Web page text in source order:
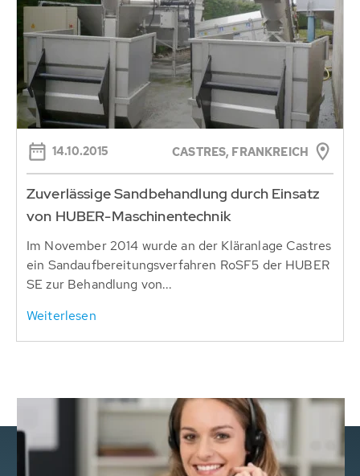
14.10.2015 CASTRES, FRANKREICH
Zuverlässige Sandbehandlung durch Einsatz
von HUBER-Maschinentechnik
Im November 2014 wurde an der Kläranlage Castres
ein Sandaufbereitungsverfahren RoSF5 der HUBER
SE zur Behandlung von...
Weiterlesen